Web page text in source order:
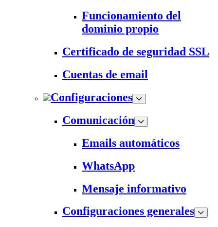
Funcionamiento del
dominio propio
Certificado de seguridad SSL
Cuentas de email
Configuraciones
Comunicación
Emails automáticos
WhatsApp
Mensaje informativo
Configuraciones generales